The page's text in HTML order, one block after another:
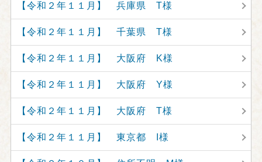
【令和２年１１月】 兵庫県 T様
【令和２年１１月】 千葉県 T様
【令和２年１１月】 大阪府 K様
【令和２年１１月】 大阪府 Y様
【令和２年１１月】 大阪府 T様
【令和２年１１月】 東京都 I様